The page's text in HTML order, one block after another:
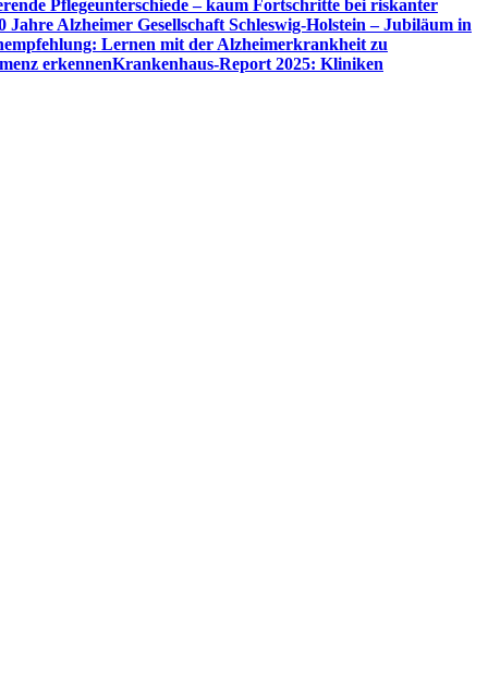
Pflegeunterschiede – kaum Fortschritte bei riskanter
Jahre Alzheimer Gesellschaft Schleswig-Holstein – Jubiläum in
Lernen mit der Alzheimerkrankheit zu
erkennenKrankenhaus-Report 2025: Kliniken